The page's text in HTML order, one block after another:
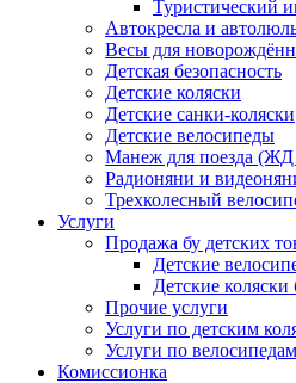
Туристический
Автокресла и
Весы для
Детская безопасность
Детские коляски
Детские санки-коляски
Детские велосипеды
Манеж для поезда
Радионяни и
Трехколесный
Услуги
Продажа бу детских
Детские
Детские коляски
Прочие услуги
Услуги по детским
Услуги по велосипедам
Комиссионка